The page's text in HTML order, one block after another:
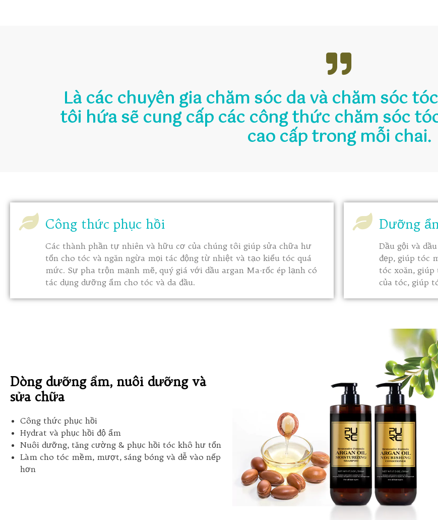
Là các chuyên gia chăm sóc da và chăm sóc
tôi hứa sẽ cung cấp các công thức chăm sóc
cao cấp trong mỗi chai.
Công thức phục hồi
Các thành phần tự nhiên và hữu cơ của chúng tôi giúp sửa chữa hư
tổn cho tóc và ngăn ngừa mọi tác động từ nhiệt và tạo kiểu tóc quá
mức. Sự pha trộn mạnh mẽ, quý giá với dầu argan Ma-rốc ép lạnh có
tác dụng dưỡng ẩm cho tóc và da đầu.
Dưỡng
Dầu gội và
đẹp, giúp tóc
tóc xoăn,
của tóc, giúp
Dòng dưỡng ẩm, nuôi dưỡng và
sửa chữa
Công thức phục hồi
Hydrat và phục hồi độ ẩm
Nuôi dưỡng, tăng cường & phục hồi tóc khô hư tổn
Làm cho tóc mềm, mượt, sáng bóng và dễ vào nếp
hơn